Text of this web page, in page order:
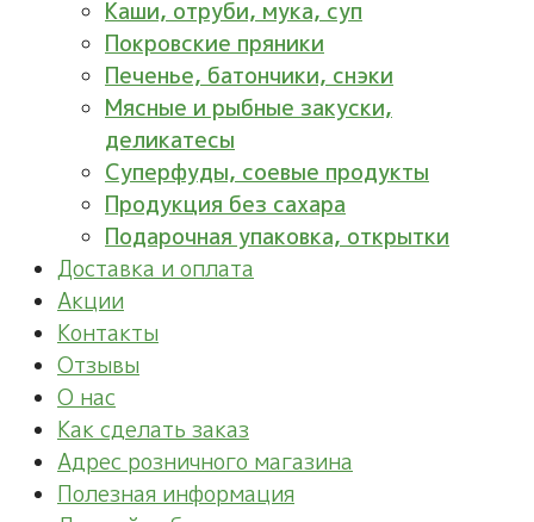
Каши, отруби, мука, суп
Покровские пряники
Печенье, батончики, снэки
Мясные и рыбные закуски,
деликатесы
Суперфуды, соевые продукты
Продукция без сахара
Подарочная упаковка, открытки
Доставка и оплата
Акции
Контакты
Отзывы
О нас
Как сделать заказ
Адрес розничного магазина
Полезная информация